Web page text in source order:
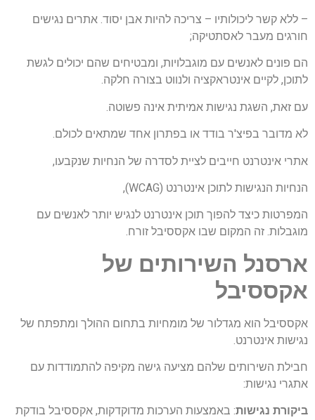
– ללא קשר ליכולותיו – צריכה להיות אבן יסוד. אתרים נגישים
חורגים מעבר לאסתטיקה;
הם פונים לאנשים עם מוגבלויות, ומבטיחים שהם יכולים לגשת
לתוכן, לקיים אינטראקציה ולנווט בצורה חלקה.
עם זאת, השגת נגישות אמיתית אינה פשוטה.
לא מדובר בפיצ'ר בודד או בפתרון אחד שמתאים לכולם.
אתרי אינטרנט חייבים לציית לסדרה של הנחיות שנקבעו,
הנחיות הנגישות לתוכן אינטרנט (WCAG),
המפרטות כיצד להפוך תוכן אינטרנט לנגיש יותר לאנשים עם
מוגבלות. זה המקום שבו אקססיבל זורח.
ארסנל השירותים של
אקססיבל
אקססיבל הוא מגדלור של מומחיות בתחום ההולך ומתפתח של
נגישות אינטרנט.
חבילת השירותים שלהם מציעה גישה מקיפה להתמודדות עם
אתגרי נגישות:
ביקורת נגישות: באמצעות הערכות מדוקדקות, אקססיבל בודקת